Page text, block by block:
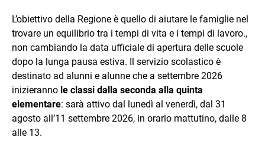
L’obiettivo della Regione è quello di aiutare le famiglie nel
trovare un equilibrio tra i tempi di vita e i tempi di lavoro.,
non cambiando la data ufficiale di apertura delle scuole
dopo la lunga pausa estiva. Il servizio scolastico è
destinato ad alunni e alunne che a settembre 2026
inizieranno le classi dalla seconda alla quinta
elementare: sarà attivo dal lunedì al venerdì, dal 31
agosto all’11 settembre 2026, in orario mattutino, dalle 8
alle 13.